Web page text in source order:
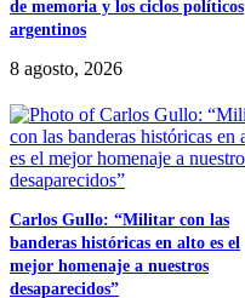
de memoria y los ciclos políticos
argentinos
8 agosto, 2026
Carlos Gullo: “Militar con las
banderas históricas en alto es el
mejor homenaje a nuestros
desaparecidos”